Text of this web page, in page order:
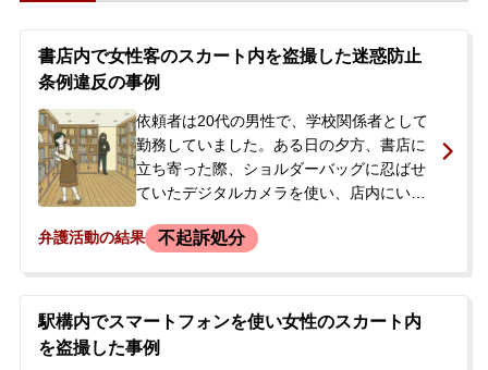
書店内で女性客のスカート内を盗撮した迷惑防止
条例違反の事例
依頼者は20代の男性で、学校関係者として
勤務していました。ある日の夕方、書店に
立ち寄った際、ショルダーバッグに忍ばせ
ていたデジタルカメラを使い、店内にいた
の場で別の男性客に現行犯で取り押さえら
後、事件は実名で報道されました。逮捕の
知らせを受けたご家族が、今後の見通しや
対応について知りたいと、当事務所にお電
弁護活動の結果 不起訴処分
駅構内でスマートフォンを使い女性のスカート内
を盗撮した事例